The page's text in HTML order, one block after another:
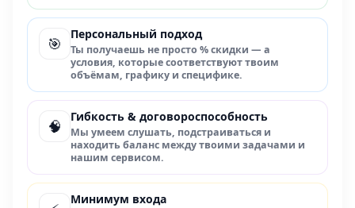
🎯
Персональный подход
Ты получаешь не просто % скидки — а
условия, которые соответствуют твоим
объёмам, графику и специфике.
🧠
Гибкость & договороспособность
Мы умеем слушать, подстраиваться и
находить баланс между твоими задачами и
нашим сервисом.
Минимум входа